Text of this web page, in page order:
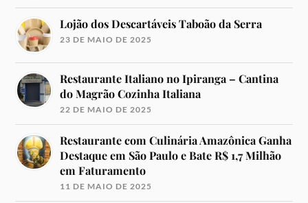
Lojão dos Descartáveis Taboão da Serra
23 DE MAIO DE 2025
Restaurante Italiano no Ipiranga – Cantina
do Magrão Cozinha Italiana
22 DE MAIO DE 2025
Restaurante com Culinária Amazônica Ganha
Destaque em São Paulo e Bate R$ 1,7 Milhão
em Faturamento
11 DE MAIO DE 2025